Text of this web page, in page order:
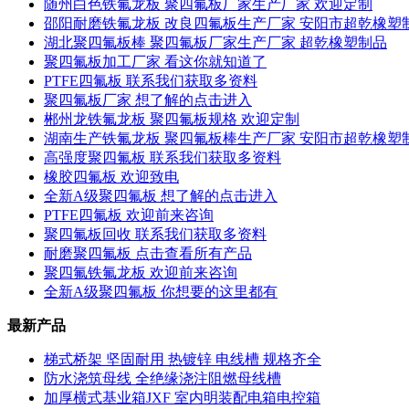
随州白色铁氟龙板 聚四氟板厂家生产厂家 欢迎定制
邵阳耐磨铁氟龙板 改良四氟板生产厂家 安阳市超乾橡塑
湖北聚四氟板棒 聚四氟板厂家生产厂家 超乾橡塑制品
聚四氟板加工厂家 看这你就知道了
PTFE四氟板 联系我们获取多资料
聚四氟板厂家 想了解的点击进入
郴州龙铁氟龙板 聚四氟板规格 欢迎定制
湖南生产铁氟龙板 聚四氟板棒生产厂家 安阳市超乾橡塑
高强度聚四氟板 联系我们获取多资料
橡胶四氟板 欢迎致电
全新A级聚四氟板 想了解的点击进入
PTFE四氟板 欢迎前来咨询
聚四氟板回收 联系我们获取多资料
耐磨聚四氟板 点击查看所有产品
聚四氟铁氟龙板 欢迎前来咨询
全新A级聚四氟板 你想要的这里都有
最新产品
梯式桥架 坚固耐用 热镀锌 电线槽 规格齐全
防水浇筑母线 全绝缘浇注阻燃母线槽
加厚横式基业箱JXF 室内明装配电箱电控箱